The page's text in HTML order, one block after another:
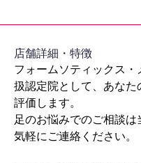
​店舗詳細・特徴
フォームソティックス・
扱認定院として、あなた
評価します。
足のお悩みでのご相談は
気軽にご連絡ください。